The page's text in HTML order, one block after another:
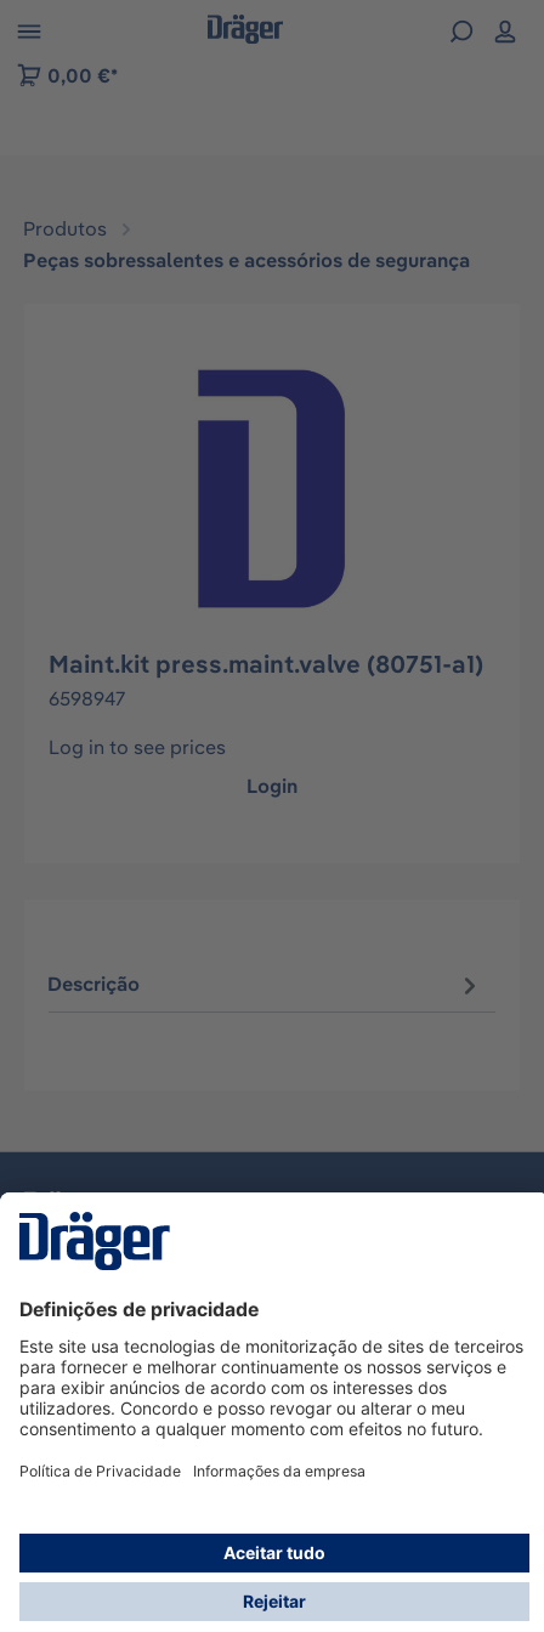
to B2B platform navigation
0,00 €*
Produtos
Peças sobressalentes e acessórios de segurança
Ignorar galeria de imagens
Maint.kit press.maint.valve (80751-a1)
6598947
Log in to see prices
Login
Descrição
Serviço de Apoio ao Cliente Dräger
Utilização da loja
Informações
© Dräger Portugal, Lda, 2024
* Todos os preços excl. IVA mais
possíveis taxas de entrega, se não for indicado o